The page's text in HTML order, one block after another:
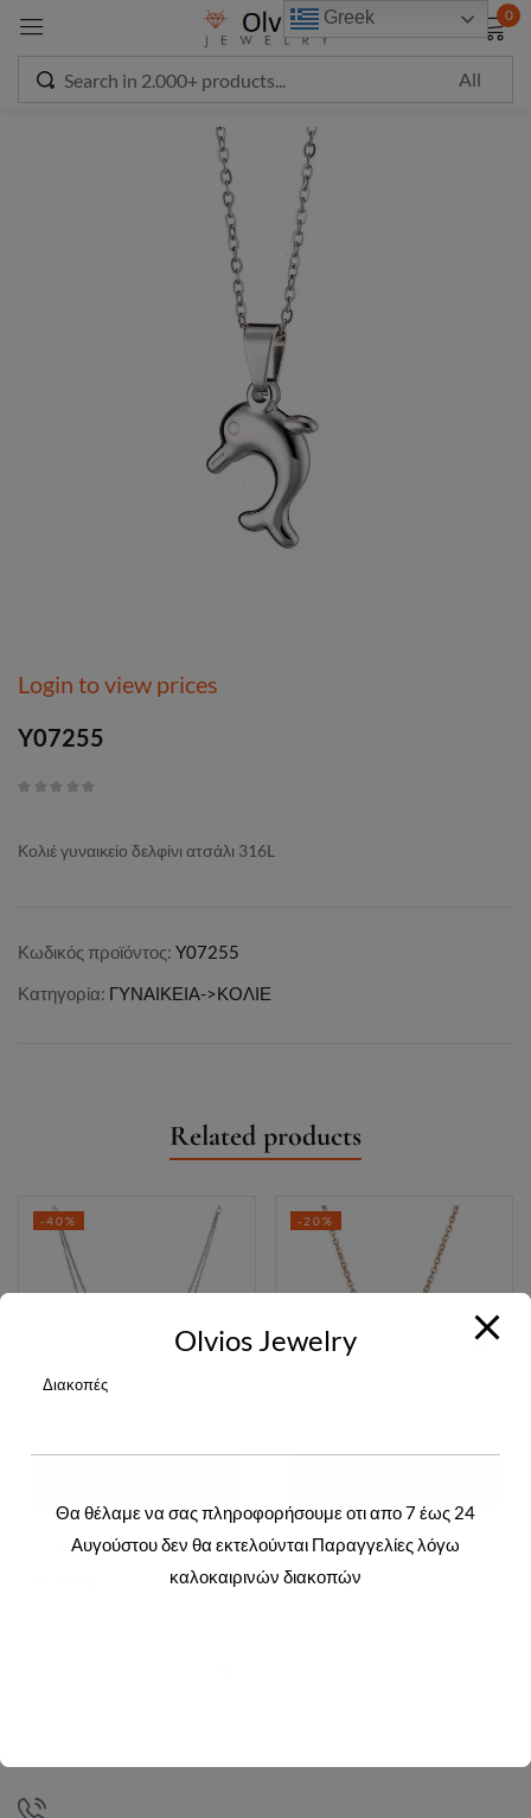
0
Login to view prices
Y07255
Κολιέ γυναικείο δελφίνι ατσάλι 316L
Κωδικός προϊόντος: Y07255
Κατηγορία: ΓΥΝΑΙΚΕΙΑ->ΚΟΛΙΕ
Related products
-40%
ΠΕΡΙΣΣΌΤΕΡΑ
Login to view prices
-20%
ΠΕΡΙΣΣΌΤΕΡΑ
Login to view prices
Y01352R
Greek
Sign in
LOG IN
CREATE AN ACCOUNT
modal-check
Olvios Jewelry
Διακοπές
Θα θέλαμε να σας πληροφορήσουμε οτι απο 7 έως 24
Αυγούστου δεν θα εκτελούνται Παραγγελίες λόγω
καλοκαιρινών διακοπών